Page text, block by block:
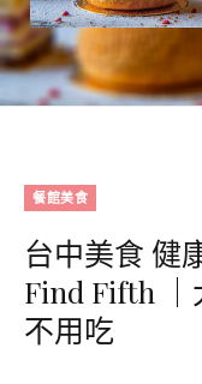
餐館美食
台中美食 健
Find Fifth ｜
不用吃